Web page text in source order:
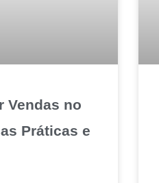
Vendas no
Práticas e